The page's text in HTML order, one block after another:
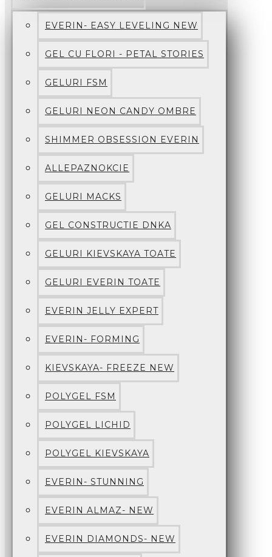
EVERIN- EASY LEVELING NEW
GEL CU FLORI - PETAL STORIES
GELURI FSM
GELURI NEON CANDY OMBRE
SHIMMER OBSESSION EVERIN
ALLEPAZNOKCIE
GELURI MACKS
GEL CONSTRUCTIE DNKA
GELURI KIEVSKAYA TOATE
GELURI EVERIN TOATE
EVERIN JELLY EXPERT
EVERIN- FORMING
KIEVSKAYA- FREEZE NEW
POLYGEL FSM
POLYGEL LICHID
POLYGEL KIEVSKAYA
EVERIN- STUNNING
EVERIN ALMAZ- NEW
EVERIN DIAMONDS- NEW